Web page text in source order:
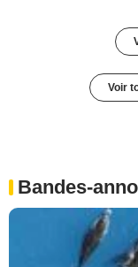
Voir
Bandes-